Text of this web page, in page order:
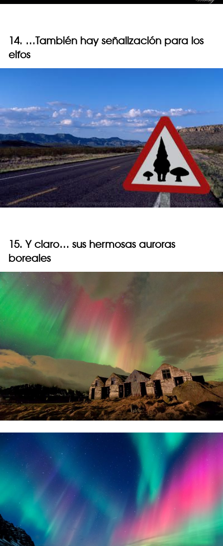
14. …También hay señalización para los
elfos
15. Y claro… sus hermosas auroras
boreales